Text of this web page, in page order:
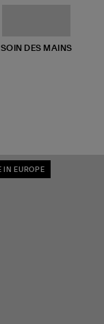
SOIN DES MAINS
IN EUROPE